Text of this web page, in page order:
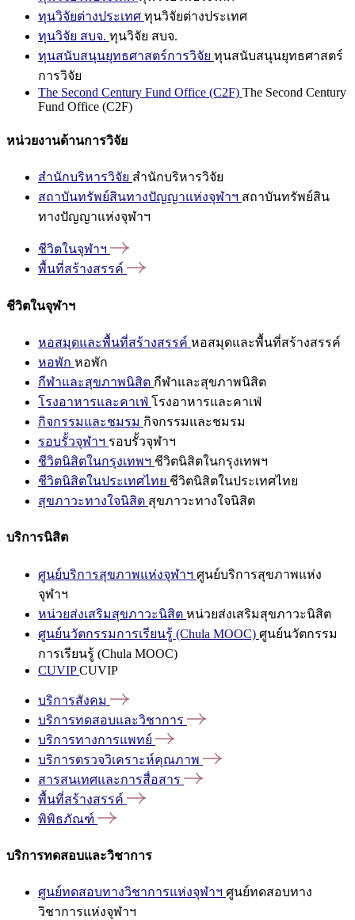
ทุนวิจัยต่างประเทศ ทุนวิจัยต่างประเทศ
ทุนวิจัย สบจ. ทุนวิจัย สบจ.
ทุนสนับสนุนยุทธศาสตร์การวิจัย ทุนสนับสนุนยุทธศาสตร์
การวิจัย
The Second Century Fund Office (C2F) The Second Century
Fund Office (C2F)
หน่วยงานด้านการวิจัย
สำนักบริหารวิจัย สำนักบริหารวิจัย
สถาบันทรัพย์สินทางปัญญาแห่งจุฬาฯ สถาบันทรัพย์สิน
ทางปัญญาแห่งจุฬาฯ
ชีวิตในจุฬาฯ
พื้นที่สร้างสรรค์
ชีวิตในจุฬาฯ
หอสมุดและพื้นที่สร้างสรรค์ หอสมุดและพื้นที่สร้างสรรค์
หอพัก หอพัก
กีฬาและสุขภาพนิสิต กีฬาและสุขภาพนิสิต
โรงอาหารและคาเฟ่ โรงอาหารและคาเฟ่
กิจกรรมและชมรม กิจกรรมและชมรม
รอบรั้วจุฬาฯ รอบรั้วจุฬาฯ
ชีวิตนิสิตในกรุงเทพฯ ชีวิตนิสิตในกรุงเทพฯ
ชีวิตนิสิตในประเทศไทย ชีวิตนิสิตในประเทศไทย
สุขภาวะทางใจนิสิต สุขภาวะทางใจนิสิต
บริการนิสิต
ศูนย์บริการสุขภาพแห่งจุฬาฯ ศูนย์บริการสุขภาพแห่ง
จุฬาฯ
หน่วยส่งเสริมสุขภาวะนิสิต หน่วยส่งเสริมสุขภาวะนิสิต
ศูนย์นวัตกรรมการเรียนรู้ (Chula MOOC) ศูนย์นวัตกรรม
การเรียนรู้ (Chula MOOC)
CUVIPCUVIP
บริการสังคม
บริการทดสอบและวิชาการ
บริการทางการแพทย์
บริการตรวจวิเคราะห์คุณภาพ
สารสนเทศและการสื่อสาร
พื้นที่สร้างสรรค์
พิพิธภัณฑ์
บริการทดสอบและวิชาการ
ศูนย์ทดสอบทางวิชาการแห่งจุฬาฯ ศูนย์ทดสอบทาง
วิชาการแห่งจุฬาฯ